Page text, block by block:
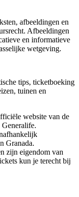
afbeeldingen en
Afbeeldingen
en informatieve
wetgeving.
tips, ticketboeking
tuinen en
website van de
Granada.
zijn eigendom van
kun je terecht bij